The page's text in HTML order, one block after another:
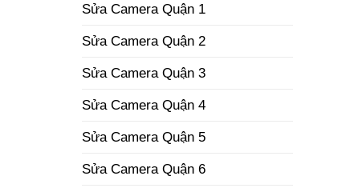
Sửa Camera Quận 1
Sửa Camera Quận 2
Sửa Camera Quận 3
Sửa Camera Quận 4
Sửa Camera Quận 5
Sửa Camera Quận 6